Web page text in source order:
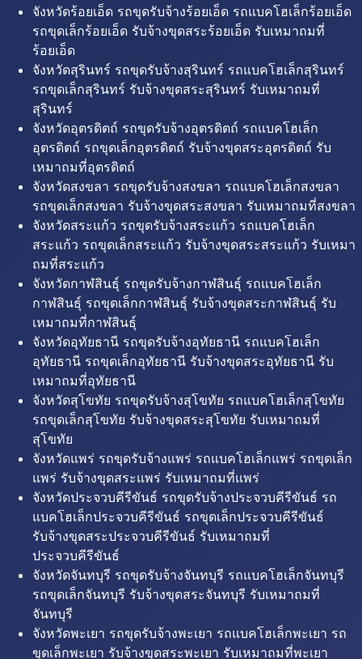
จังหวัดร้อยเอ็ด รถขุดรับจ้างร้อยเอ็ด รถแบคโฮเล็กร้อยเอ็ด
รถขุดเล็กร้อยเอ็ด รับจ้างขุดสระร้อยเอ็ด รับเหมาถมที่
ร้อยเอ็ด
จังหวัดสุรินทร์ รถขุดรับจ้างสุรินทร์ รถแบคโฮเล็กสุรินทร์
รถขุดเล็กสุรินทร์ รับจ้างขุดสระสุรินทร์ รับเหมาถมที่
สุรินทร์
จังหวัดอุตรดิตถ์ รถขุดรับจ้างอุตรดิตถ์ รถแบคโฮเล็ก
อุตรดิตถ์ รถขุดเล็กอุตรดิตถ์ รับจ้างขุดสระอุตรดิตถ์ รับ
เหมาถมที่อุตรดิตถ์
จังหวัดสงขลา รถขุดรับจ้างสงขลา รถแบคโฮเล็กสงขลา
รถขุดเล็กสงขลา รับจ้างขุดสระสงขลา รับเหมาถมที่สงขลา
จังหวัดสระแก้ว รถขุดรับจ้างสระแก้ว รถแบคโฮเล็ก
สระแก้ว รถขุดเล็กสระแก้ว รับจ้างขุดสระสระแก้ว รับเหมา
ถมที่สระแก้ว
จังหวัดกาฬสินธุ์ รถขุดรับจ้างกาฬสินธุ์ รถแบคโฮเล็ก
กาฬสินธุ์ รถขุดเล็กกาฬสินธุ์ รับจ้างขุดสระกาฬสินธุ์ รับ
เหมาถมที่กาฬสินธุ์
จังหวัดอุทัยธานี รถขุดรับจ้างอุทัยธานี รถแบคโฮเล็ก
อุทัยธานี รถขุดเล็กอุทัยธานี รับจ้างขุดสระอุทัยธานี รับ
เหมาถมที่อุทัยธานี
จังหวัดสุโขทัย รถขุดรับจ้างสุโขทัย รถแบคโฮเล็กสุโขทัย
รถขุดเล็กสุโขทัย รับจ้างขุดสระสุโขทัย รับเหมาถมที่
สุโขทัย
จังหวัดแพร่ รถขุดรับจ้างแพร่ รถแบคโฮเล็กแพร่ รถขุดเล็ก
แพร่ รับจ้างขุดสระแพร่ รับเหมาถมที่แพร่
จังหวัดประจวบคีรีขันธ์ รถขุดรับจ้างประจวบคีรีขันธ์ รถ
แบคโฮเล็กประจวบคีรีขันธ์ รถขุดเล็กประจวบคีรีขันธ์
รับจ้างขุดสระประจวบคีรีขันธ์ รับเหมาถมที่
ประจวบคีรีขันธ์
จังหวัดจันทบุรี รถขุดรับจ้างจันทบุรี รถแบคโฮเล็กจันทบุรี
รถขุดเล็กจันทบุรี รับจ้างขุดสระจันทบุรี รับเหมาถมที่
จันทบุรี
จังหวัดพะเยา รถขุดรับจ้างพะเยา รถแบคโฮเล็กพะเยา รถ
ขุดเล็กพะเยา รับจ้างขุดสระพะเยา รับเหมาถมที่พะเยา